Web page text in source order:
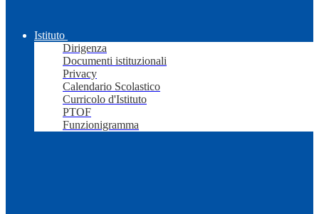
Istituto
Dirigenza
Documenti istituzionali
Privacy
Calendario Scolastico
Curricolo d'Istituto
PTOF
Funzionigramma